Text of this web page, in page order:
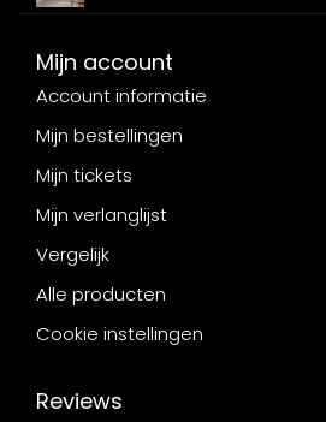
Mijn account
Account informatie
Mijn bestellingen
Mijn tickets
Mijn verlanglijst
Vergelijk
Alle producten
Cookie instellingen
Reviews